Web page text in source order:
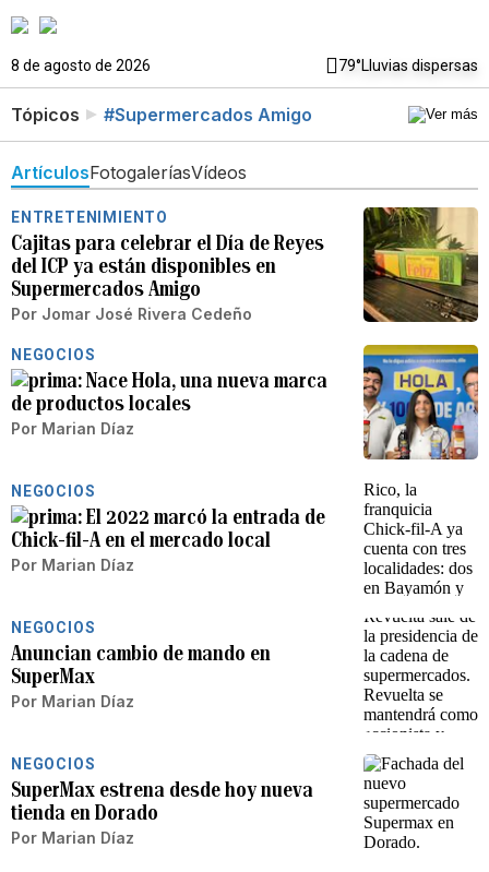
8 de agosto de 2026 79°Lluvias dispersas
Tópicos #Supermercados Amigo
ArtículosFotogaleríasVídeos
ENTRETENIMIENTO
Cajitas para celebrar el Día de Reyes
del ICP ya están disponibles en
Supermercados Amigo
Por Jomar José Rivera Cedeño
NEGOCIOS
Nace Hola, una nueva marca
de productos locales
Por Marian Díaz
NEGOCIOS
El 2022 marcó la entrada de
Chick-fil-A en el mercado local
Por Marian Díaz
NEGOCIOS
Anuncian cambio de mando en
SuperMax
Por Marian Díaz
NEGOCIOS
SuperMax estrena desde hoy nueva
tienda en Dorado
Por Marian Díaz